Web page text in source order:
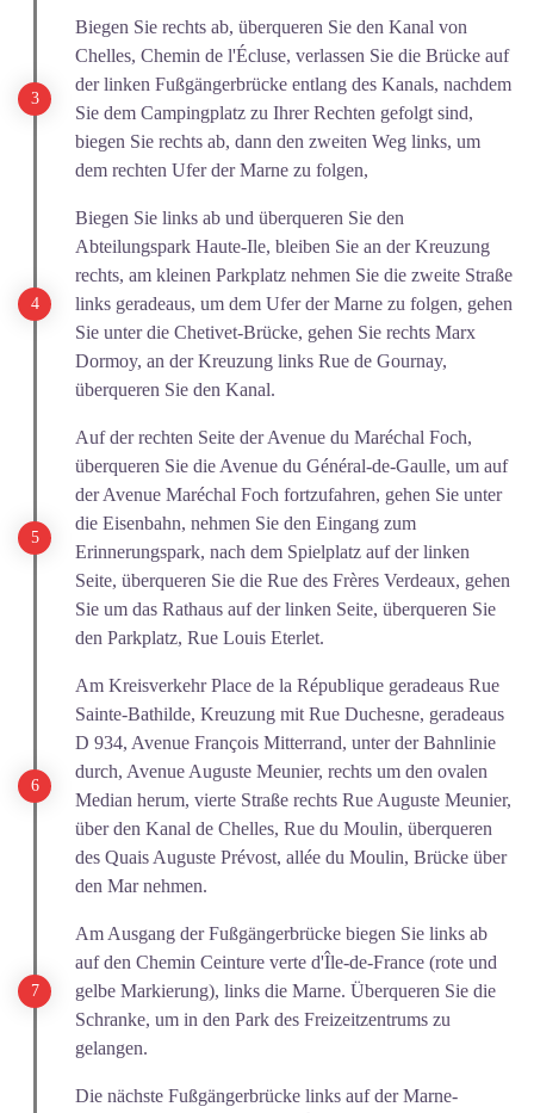
Biegen Sie rechts ab, überqueren Sie den Kanal von
Chelles, Chemin de l'Écluse, verlassen Sie die Brücke auf
der linken Fußgängerbrücke entlang des Kanals, nachdem
Sie dem Campingplatz zu Ihrer Rechten gefolgt sind,
biegen Sie rechts ab, dann den zweiten Weg links, um
dem rechten Ufer der Marne zu folgen,
Biegen Sie links ab und überqueren Sie den
Abteilungspark Haute-Ile, bleiben Sie an der Kreuzung
rechts, am kleinen Parkplatz nehmen Sie die zweite Straße
links geradeaus, um dem Ufer der Marne zu folgen, gehen
Sie unter die Chetivet-Brücke, gehen Sie rechts Marx
Dormoy, an der Kreuzung links Rue de Gournay,
überqueren Sie den Kanal.
Auf der rechten Seite der Avenue du Maréchal Foch,
überqueren Sie die Avenue du Général-de-Gaulle, um auf
der Avenue Maréchal Foch fortzufahren, gehen Sie unter
die Eisenbahn, nehmen Sie den Eingang zum
Erinnerungspark, nach dem Spielplatz auf der linken
Seite, überqueren Sie die Rue des Frères Verdeaux, gehen
Sie um das Rathaus auf der linken Seite, überqueren Sie
den Parkplatz, Rue Louis Eterlet.
Am Kreisverkehr Place de la République geradeaus Rue
Sainte-Bathilde, Kreuzung mit Rue Duchesne, geradeaus
D 934, Avenue François Mitterrand, unter der Bahnlinie
durch, Avenue Auguste Meunier, rechts um den ovalen
Median herum, vierte Straße rechts Rue Auguste Meunier,
über den Kanal de Chelles, Rue du Moulin, überqueren
des Quais Auguste Prévost, allée du Moulin, Brücke über
den Mar nehmen.
Am Ausgang der Fußgängerbrücke biegen Sie links ab
auf den Chemin Ceinture verte d'Île-de-France (rote und
gelbe Markierung), links die Marne. Überqueren Sie die
Schranke, um in den Park des Freizeitzentrums zu
gelangen.
Die nächste Fußgängerbrücke links auf der Marne-